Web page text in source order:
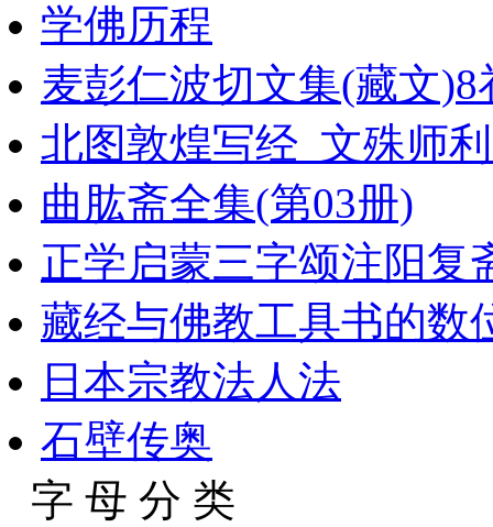
学佛历程
麦彭仁波切文集(藏文)8
北图敦煌写经_文殊师
曲肱斋全集(第03册)
正学启蒙三字颂注阳复
藏经与佛教工具书的数
日本宗教法人法
石壁传奥
字 母 分 类